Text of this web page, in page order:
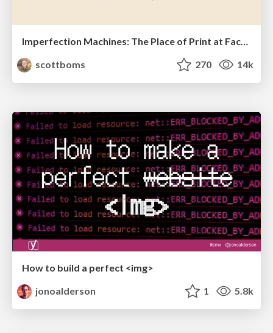
Imperfection Machines: The Place of Print at Facebook
scottboms
270 14k
How to build a perfect <img>
jonoalderson
1 5.8k